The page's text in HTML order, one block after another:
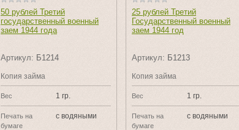
50 рублей Третий
государственный военный
заем 1944 года
Артикул: Б1214
Копия займа
Вес 1 гр.
Печать на
бумаге
с водяными
25 рублей Третий
Государственный военный
заем 1944 год
Артикул: Б1213
Копия займа
Вес 1 гр.
Печать на
бумаге
с водяными